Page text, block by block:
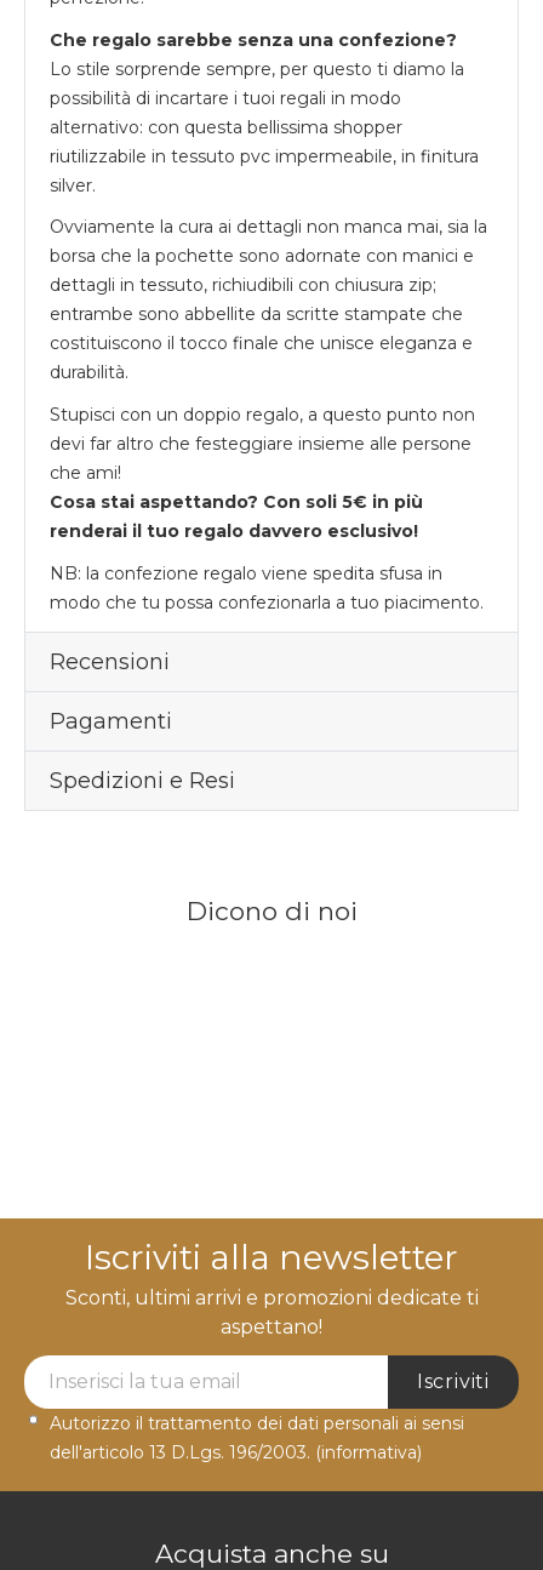
Che regalo sarebbe senza una confezione?
Lo stile sorprende sempre, per questo ti diamo la
possibilità di incartare i tuoi regali in modo
alternativo: con questa bellissima shopper
riutilizzabile in tessuto pvc impermeabile, in finitura
silver.
Ovviamente la cura ai dettagli non manca mai, sia la
borsa che la pochette sono adornate con manici e
dettagli in tessuto, richiudibili con chiusura zip;
entrambe sono abbellite da scritte stampate che
costituiscono il tocco finale che unisce eleganza e
durabilità.
Stupisci con un doppio regalo, a questo punto non
devi far altro che festeggiare insieme alle persone
che ami!
Cosa stai aspettando? Con soli 5€ in più
renderai il tuo regalo davvero esclusivo!
NB: la confezione regalo viene spedita sfusa in
modo che tu possa confezionarla a tuo piacimento.
Recensioni
Pagamenti
Spedizioni e Resi
Dicono di noi
Iscriviti alla newsletter
Sconti, ultimi arrivi e promozioni dedicate ti
aspettano!
Newsletter Label
Iscriviti
Autorizzo il trattamento dei dati personali ai sensi
dell'articolo 13 D.Lgs. 196/2003. (informativa)
Acquista anche su